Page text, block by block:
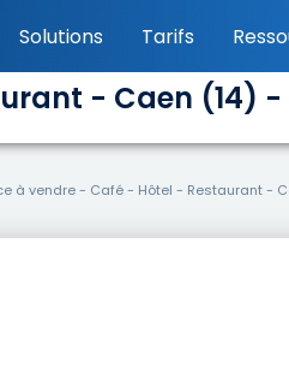
Solutions Tarifs
- Caen (14) -
à vendre - Café - Hôtel - Restaurant -